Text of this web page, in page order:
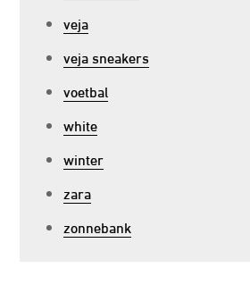
veja
veja sneakers
voetbal
white
winter
zara
zonnebank